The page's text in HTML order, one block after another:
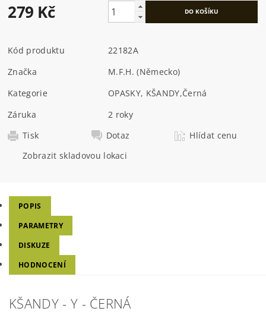
279 Kč
Kód produktu
22182A
Značka
M.F.H. (Německo)
Kategorie
OPASKY, KŠANDY,Černá
Záruka
2 roky
Tisk
Dotaz
Hlídat cenu
Zobrazit skladovou lokaci
POPIS
PARAMETRY
DISKUZE
HODNOCENÍ
KŠANDY - Y - ČERNÁ